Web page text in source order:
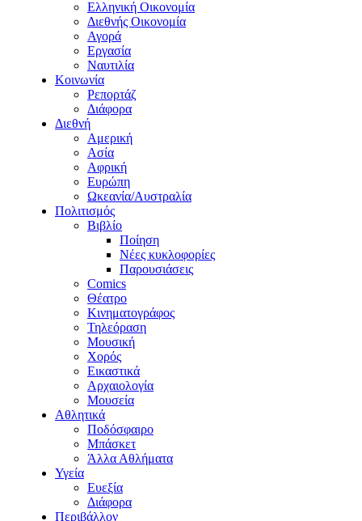
Ελληνική Οικονομία
Διεθνής Οικονομία
Αγορά
Εργασία
Ναυτιλία
Κοινωνία
Ρεπορτάζ
Διάφορα
Διεθνή
Αμερική
Ασία
Αφρική
Ευρώπη
Ωκεανία/Αυστραλία
Πολιτισμός
Βιβλίο
Ποίηση
Νέες κυκλοφορίες
Παρουσιάσεις
Comics
Θέατρο
Κινηματογράφος
Τηλεόραση
Μουσική
Χορός
Εικαστικά
Αρχαιολογία
Μουσεία
Αθλητικά
Ποδόσφαιρο
Μπάσκετ
Άλλα Αθλήματα
Υγεία
Ευεξία
Διάφορα
Περιβάλλον